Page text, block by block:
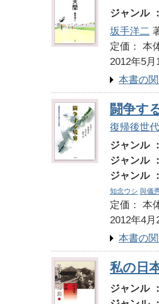
ジャンル
坂手洋二
定価：
2012年5月
本書の
闘争す
復帰後世
ジャンル
ジャンル
ジャンル
知念ウシ 與儀
定価：
2012年4月
本書の
私の日
ジャンル